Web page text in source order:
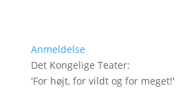
Anmeldelse
Det Kongelige Teater:
'For højt, for vildt og for meget!'